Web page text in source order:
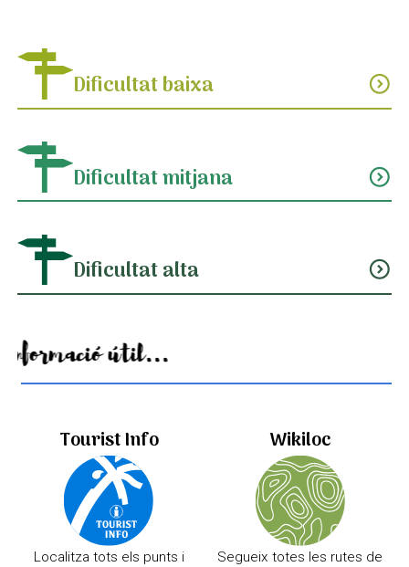
Dificultat baixa expand_circle_down
Dificultat mitjana expand_circle_down
Dificultat alta expand_circle_down
Informació útil...
Tourist Info
Localitza tots els punts i
Wikiloc
Segueix totes les rutes de